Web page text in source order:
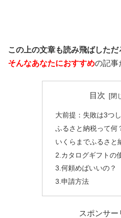
この上の文章も読み飛ばしただ
そんなあなたにおすすめの記事
目次
大前提：失敗は3つ
ふるさと納税って何
いくらまでふるさと
2.カタログギフトの
3.何頼めばいいの？
3.申請方法
スポンサー